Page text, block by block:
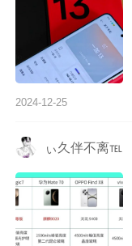
2024-12-25
ぃ久伴不离℡